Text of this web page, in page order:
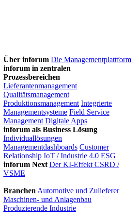
Über inforum Die Managementplattform
inforum in zentralen
Prozessbereichen
Lieferantenmanagement
Qualitätsmanagement
Produktionsmanagement Integrierte
Managementsysteme Field Service
Management Digitale Apps
inforum als Business Lösung
Individuallösungen
Managementdashboards Customer
Relationship IoT / Industrie 4.0 ESG
inforum Next Der KI-Effekt CSRD /
VSME
Branchen Automotive und Zulieferer
Maschinen- und Anlagenbau
Produzierende Industrie